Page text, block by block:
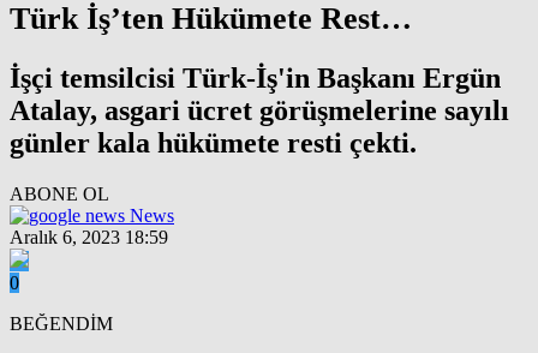
Türk İş’ten Hükümete Rest…
İşçi temsilcisi Türk-İş'in Başkanı Ergün
Atalay, asgari ücret görüşmelerine sayılı
günler kala hükümete resti çekti.
ABONE OL
News
Aralık 6, 2023 18:59
0
BEĞENDİM